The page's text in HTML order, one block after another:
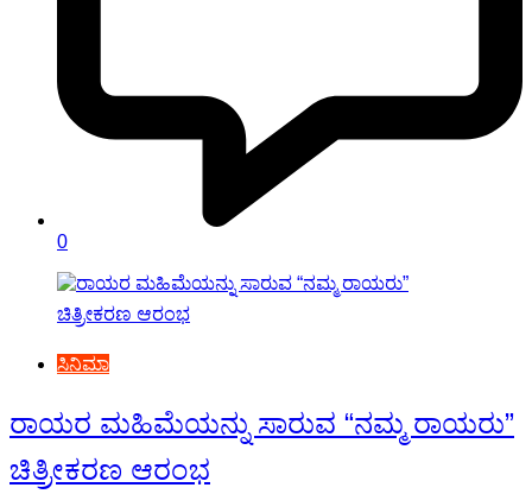
0
ಸಿನಿಮಾ
ರಾಯರ ಮಹಿಮೆಯನ್ನು ಸಾರುವ “ನಮ್ಮ ರಾಯರು”
ಚಿತ್ರೀಕರಣ ಆರಂಭ